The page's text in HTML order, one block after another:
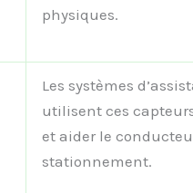
physiques.
Les systèmes
utilisent ces
et aider le
stationnement.